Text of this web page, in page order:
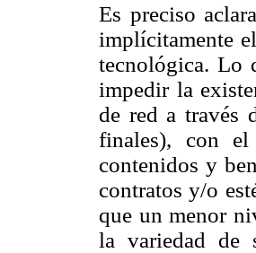
Es preciso
implícitamente
tecnológica. Lo
impedir la
de red a través
finales), con
contenidos y
contratos y/o
que un menor
la variedad de